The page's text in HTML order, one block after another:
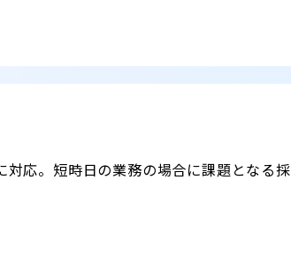
応。短時日の業務の場合に課題となる採